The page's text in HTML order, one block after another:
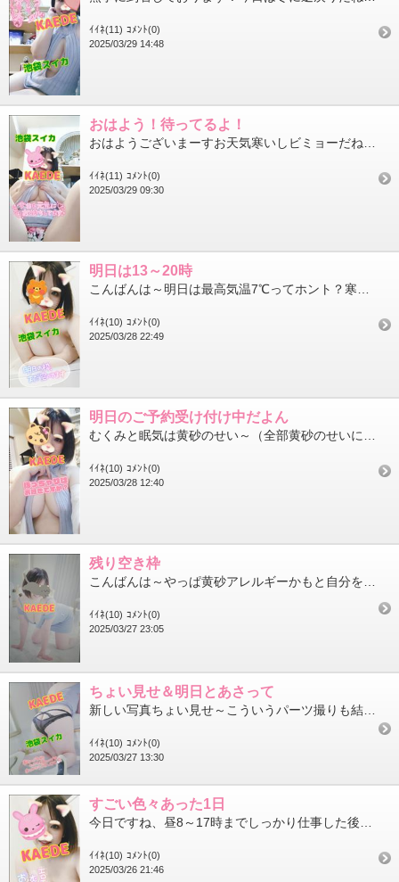
ｲｲﾈ(11) ｺﾒﾝﾄ(0)
2025/03/29 14:48
おはよう！待ってるよ！
ｲｲﾈ(11) ｺﾒﾝﾄ(0)
2025/03/29 09:30
明日は13～20時
ｲｲﾈ(10) ｺﾒﾝﾄ(0)
2025/03/28 22:49
明日のご予約受け付け中だよん
ｲｲﾈ(10) ｺﾒﾝﾄ(0)
2025/03/28 12:40
残り空き枠
ｲｲﾈ(10) ｺﾒﾝﾄ(0)
2025/03/27 23:05
ちょい見せ＆明日とあさって
ｲｲﾈ(10) ｺﾒﾝﾄ(0)
2025/03/27 13:30
すごい色々あった1日
ｲｲﾈ(10) ｺﾒﾝﾄ(0)
2025/03/26 21:46